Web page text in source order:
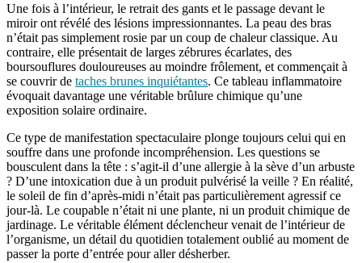
Une fois à l’intérieur, le retrait des gants et le passage devant le
miroir ont révélé des lésions impressionnantes. La peau des bras
n’était pas simplement rosie par un coup de chaleur classique. Au
contraire, elle présentait de larges zébrures écarlates, des
boursouflures douloureuses au moindre frôlement, et commençait à
se couvrir de taches brunes inquiétantes. Ce tableau inflammatoire
évoquait davantage une véritable brûlure chimique qu’une
exposition solaire ordinaire.
Ce type de manifestation spectaculaire plonge toujours celui qui en
souffre dans une profonde incompréhension. Les questions se
bousculent dans la tête : s’agit-il d’une allergie à la sève d’un arbuste
? D’une intoxication due à un produit pulvérisé la veille ? En réalité,
le soleil de fin d’après-midi n’était pas particulièrement agressif ce
jour-là. Le coupable n’était ni une plante, ni un produit chimique de
jardinage. Le véritable élément déclencheur venait de l’intérieur de
l’organisme, un détail du quotidien totalement oublié au moment de
passer la porte d’entrée pour aller désherber.